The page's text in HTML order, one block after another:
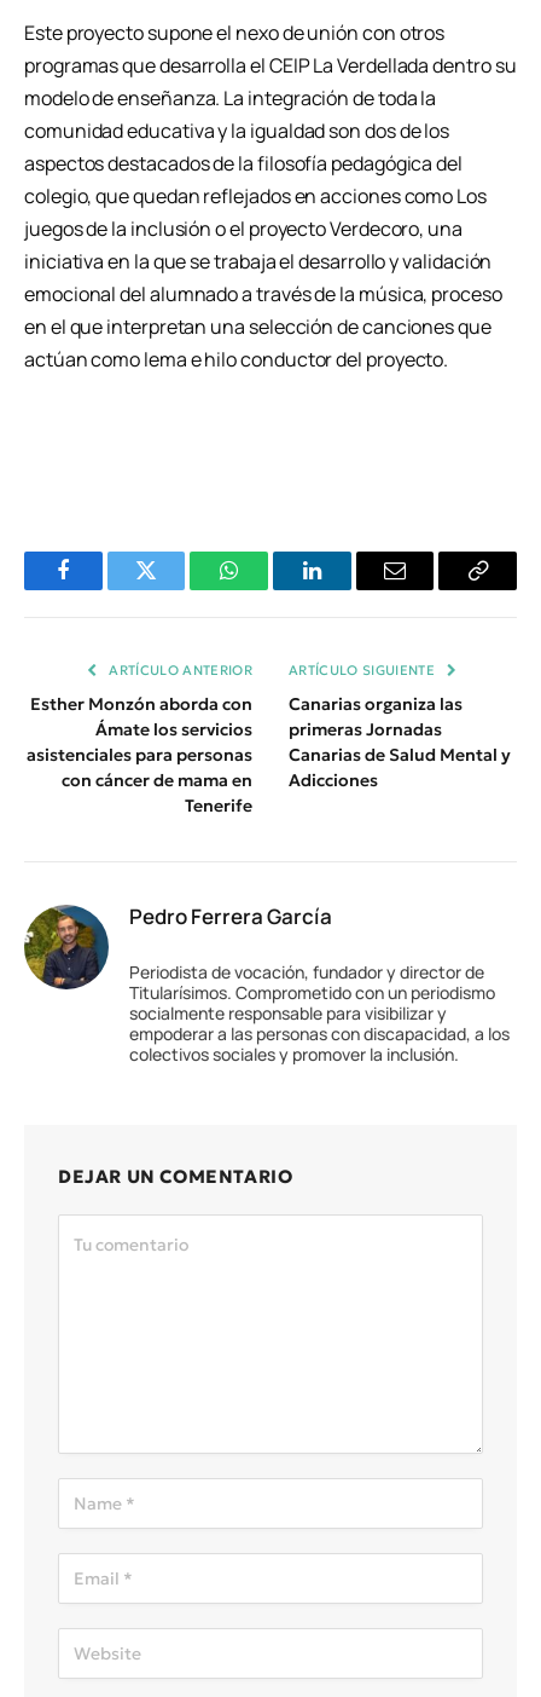
Este proyecto supone el nexo de unión con otros
programas que desarrolla el CEIP La Verdellada dentro su
modelo de enseñanza. La integración de toda la
comunidad educativa y la igualdad son dos de los
aspectos destacados de la filosofía pedagógica del
colegio, que quedan reflejados en acciones como Los
juegos de la inclusión o el proyecto Verdecoro, una
iniciativa en la que se trabaja el desarrollo y validación
emocional del alumnado a través de la música, proceso
en el que interpretan una selección de canciones que
actúan como lema e hilo conductor del proyecto.
FacebookTwitter WhatsAppLinkedInEmail
Copiar
ARTÍCULO ANTERIOR
Esther Monzón aborda con
Ámate los servicios
asistenciales para personas
con cáncer de mama en
Tenerife
ARTÍCULO SIGUIENTE
Canarias organiza las
primeras Jornadas
Canarias de Salud Mental y
Adicciones
Pedro Ferrera García
Periodista de vocación, fundador y director de
Titularísimos. Comprometido con un periodismo
socialmente responsable para visibilizar y
empoderar a las personas con discapacidad, a los
colectivos sociales y promover la inclusión.
DEJAR UN COMENTARIO